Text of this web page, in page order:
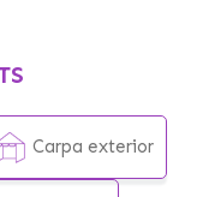
Carpa exterior